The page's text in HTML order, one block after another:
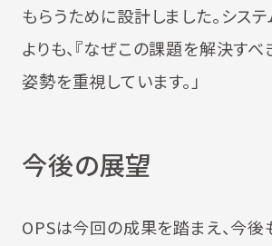
もらうために設計しました。シス
よりも、『なぜこの課題を解決すべ
姿勢を重視しています。」
今後の展望
OPSは今回の成果を踏まえ、今